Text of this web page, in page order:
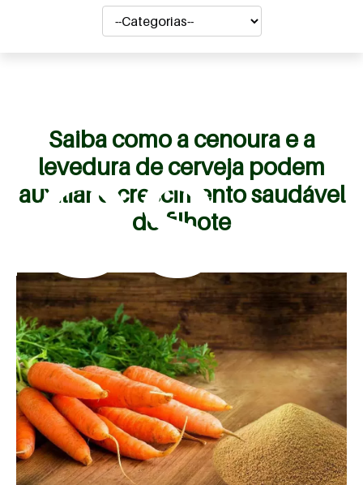
Saiba como a cenoura e a
levedura de cerveja podem
auxiliar o crescimento saudável
do filhote